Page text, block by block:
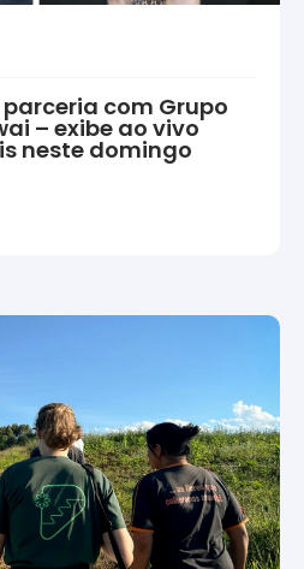
parceria com Grupo
– exibe ao vivo
neste domingo